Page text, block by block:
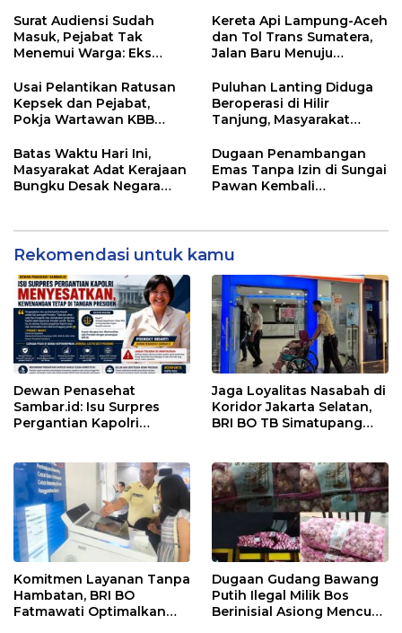
Setiap Lini
Didesak Bertindak
Surat Audiensi Sudah
Masuk, Pejabat Tak
Menemui Warga: Eks
Pelayanan Dinas
Transmigrasi Luwu Timur
Kereta Api Lampung-Aceh
dan Tol Trans Sumatera,
Jalan Baru Menuju
Usai Pelantikan Ratusan
Kepsek dan Pejabat,
Pokja Wartawan KBB
Profesionalisme
Puluhan Lanting Diduga
Beroperasi di Hilir
Tanjung, Masyarakat
Batas Waktu Hari Ini,
Masyarakat Adat Kerajaan
Bungku Desak Negara
Dugaan Penambangan
Emas Tanpa Izin di Sungai
Pawan Kembali
Rekomendasi untuk kamu
Dewan Penasehat
Sambar.id: Isu Surpres
Pergantian Kapolri
Tangan Presiden
Jaga Loyalitas Nasabah di
Koridor Jakarta Selatan,
BRI BO TB Simatupang
Komitmen Layanan Tanpa
Hambatan, BRI BO
Fatmawati Optimalkan
Dugaan Gudang Bawang
Putih Ilegal Milik Bos
Berinisial Asiong Mencuat,